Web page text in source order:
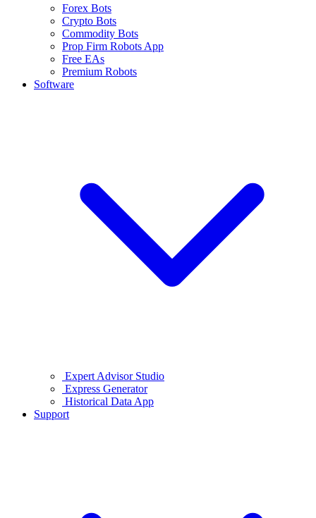
Forex Bots
Crypto Bots
Commodity Bots
Prop Firm Robots App
Free EAs
Premium Robots
Software
Expert Advisor Studio
Express Generator
Historical Data App
Support